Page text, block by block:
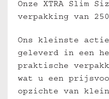
Onze XTRA Slim
verpakking van
Ons kleinste
geleverd in een
praktische
wat u een
opzichte van